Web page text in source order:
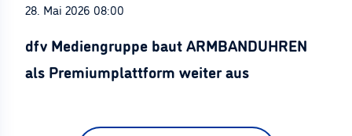
28. Mai 2026 08:00
dfv Mediengruppe baut ARMBANDUHREN
als Premiumplattform weiter aus